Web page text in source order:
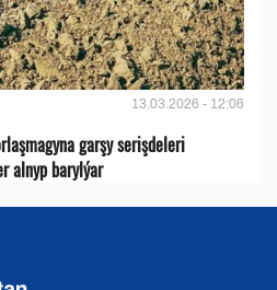
13.03.2026 - 12:06
garşy serişdeleri
alnyp barylýar